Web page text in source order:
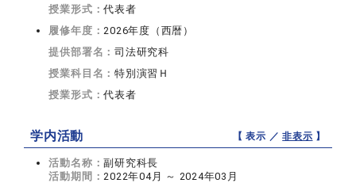
授業形式：代表者
履修年度：2026年度（西暦）
提供部署名：司法研究科
授業科目名：特別演習Ｈ
授業形式：代表者
学内活動 【 表示 ／非表示 】
活動名称：副研究科長
活動期間：2022年04月 ～ 2024年03月